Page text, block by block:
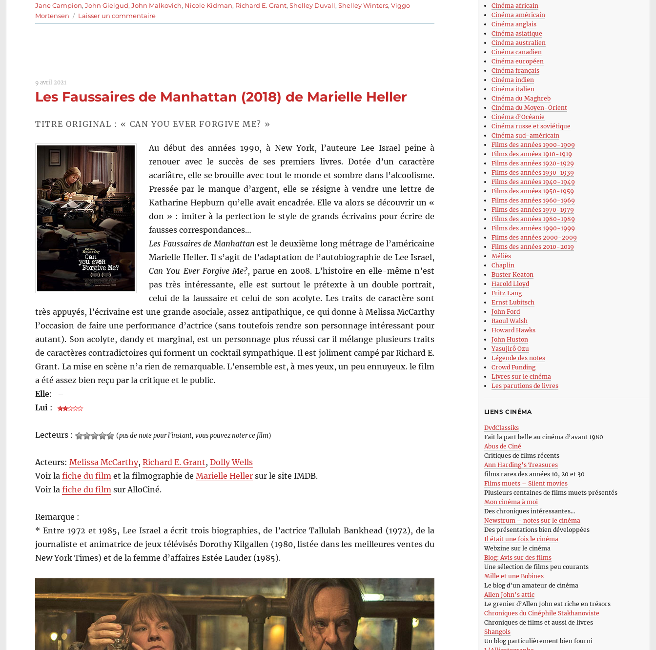
le
Jane Campion,John Gielgud,John Malkovich, Nicole Kidman, Richard E. Grant,Shelley Duvall,Shelley Winters,Viggo
Mortensen
Laisser un commentairesur
Portrait
9 avril 2021
Les Faussaires de Manhattan (2018) de Marielle Heller
TITRE ORIGINAL : « CAN YOU EVER FORGIVE ME? »
Au début des années 1990, à New York, l’auteure Lee Israel peine à
renouer avec le succès de ses premiers livres. Dotée d’un caractère
acariâtre, elle se brouille avec tout le monde et sombre dans l’alcoolisme.
Pressée par le manque d’argent, elle se résigne à vendre une lettre de
Katharine Hepburn qu’elle avait encadrée. Elle va alors se découvrir un «
don » : imiter à la perfection le style de grands écrivains pour écrire de
fausses correspondances…
Les Faussaires de Manhattan est le deuxième long métrage de l’américaine
Marielle Heller. Il s’agit de l’adaptation de l’autobiographie de Lee Israel,
Can You Ever Forgive Me?, parue en 2008. L’histoire en elle-même n’est
pas très intéressante, elle est surtout le prétexte à un double portrait,
celui de la faussaire et celui de son acolyte. Les traits de caractère sont
très appuyés, l’écrivaine est une grande asociale, assez antipathique, ce qui donne à Melissa McCarthy
l’occasion de faire une performance d’actrice (sans toutefois rendre son personnage intéressant pour
autant). Son acolyte, dandy et marginal, est un personnage plus réussi car il mélange plusieurs traits
de caractères contradictoires qui forment un cocktail sympathique. Il est joliment campé par Richard E.
Grant. La mise en scène n’a rien de remarquable. L’ensemble est, à mes yeux, un peu ennuyeux. le film
a été assez bien reçu par la critique et le public.
Elle:
–
Lui :
Lecteurs : (pas de note pour l'instant, vous pouvez noter ce film)
Acteurs:Melissa McCarthy,Richard E. Grant,Dolly Wells
Voir lafiche du film et la filmographie deMarielle Heller sur le site IMDB.
Voir lafiche du film sur AlloCiné.
Remarque :
* Entre 1972 et 1985, Lee Israel a écrit trois biographies, de l’actrice Tallulah Bankhead (1972), de la
journaliste et animatrice de jeux télévisés Dorothy Kilgallen (1980, listée dans les meilleures ventes du
New York Times) et de la femme d’affaires Estée Lauder (1985).
Cinéma africain
Cinéma américain
Cinéma anglais
Cinéma asiatique
Cinéma australien
Cinéma canadien
Cinéma européen
Cinéma français
Cinéma indien
Cinéma italien
Cinéma du Maghreb
Cinéma du Moyen-Orient
Cinéma d’Océanie
Cinéma russe et soviétique
Cinéma sud-américain
Films des années 1900-1909
Films des années 1910-1919
Films des années 1920-1929
Films des années 1930-1939
Films des années 1940-1949
Films des années 1950-1959
Films des années 1960-1969
Films des années 1970-1979
Films des années 1980-1989
Films des années 1990-1999
Films des années 2000-2009
Films des années 2010-2019
Méliès
Chaplin
Buster Keaton
Harold Lloyd
Fritz Lang
Ernst Lubitsch
John Ford
Raoul Walsh
Howard Hawks
John Huston
Yasujirô Ozu
Légende des notes
Crowd Funding
Livres sur le cinéma
Les parutions de livres
LIENS CINÉMA
DvdClassiks
Fait la part belle au cinéma d’avant 1980
Abus de Ciné
Critiques de films récents
Ann Harding’s Treasures
films rares des années 10, 20 et 30
Films muets – Silent movies
Plusieurs centaines de films muets présentés
Mon cinéma à moi
Des chroniques intéressantes…
Newstrum – notes sur le cinéma
Des présentations bien développées
Il était une fois le cinéma
Webzine sur le cinéma
Blog: Avis sur des films
Une sélection de films peu courants
Mille et une Bobines
Le blog d’un amateur de cinéma
Allen John’s attic
Le grenier d’Allen John est riche en trésors
Chroniques du Cinéphile Stakhanoviste
Chroniques de films et aussi de livres
Shangols
Un blog particulièrement bien fourni